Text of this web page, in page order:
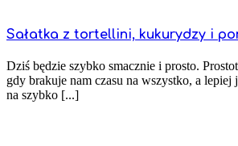
Sałatka z tortellini, kukurydzy i
Dziś będzie szybko smacznie i prosto.
gdy brakuje nam czasu na wszystko, a lepiej
na szybko [...]